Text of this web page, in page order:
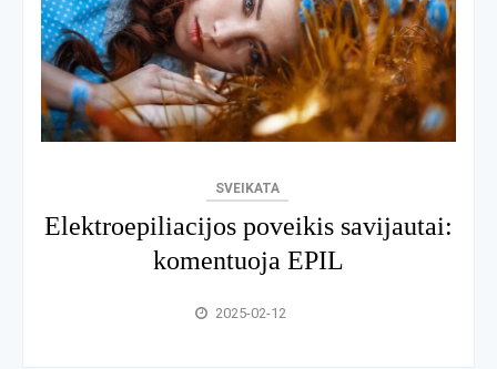
SVEIKATA
Elektroepiliacijos poveikis savijautai:
komentuoja EPIL
2025-02-12